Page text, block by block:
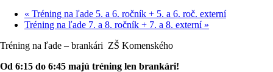
« Tréning na ľade 5. a 6. ročník + 5. a 6. roč. externí
Tréning na ľade 7. a 8. ročník + 7. a 8. externí »
Tréning na ľade – brankári ZŠ Komenského
Od 6:15 do 6:45 majú tréning len brankári!